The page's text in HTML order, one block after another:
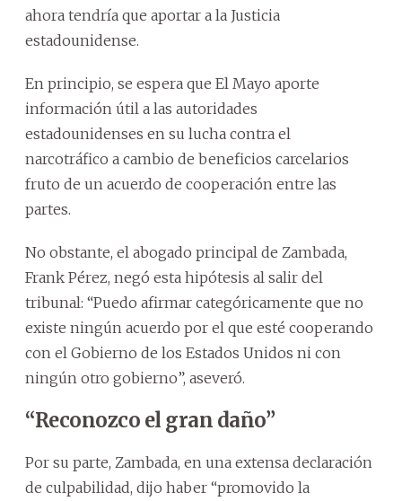
ahora tendría que aportar a la Justicia
estadounidense.
En principio, se espera que El Mayo aporte
información útil a las autoridades
estadounidenses en su lucha contra el
narcotráfico a cambio de beneficios carcelarios
fruto de un acuerdo de cooperación entre las
partes.
No obstante, el abogado principal de Zambada,
Frank Pérez, negó esta hipótesis al salir del
tribunal: “Puedo afirmar categóricamente que no
existe ningún acuerdo por el que esté cooperando
con el Gobierno de los Estados Unidos ni con
ningún otro gobierno”, aseveró.
“Reconozco el gran daño”
Por su parte, Zambada, en una extensa declaración
de culpabilidad, dijo haber “promovido la